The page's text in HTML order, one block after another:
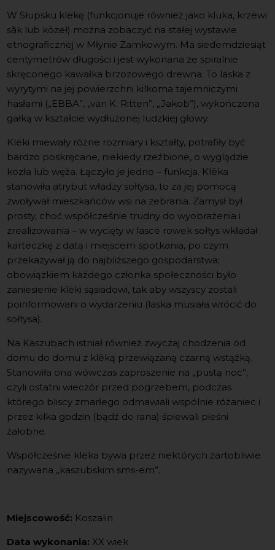
W Słupsku klëkę (funkcjonuje również jako kluka, krzëwi
sãk lub kòzeł) można zobaczyć na stałej wystawie
etnograficznej w Młynie Zamkowym. Ma siedemdziesiąt
centymetrów długości i jest wykonana ze spiralnie
skręconego kawałka brzozowego drewna. To laska z
wyrytymi na jej powierzchni kilkoma tajemniczymi
hasłami („EBBA”, „van K. Ritten”, „Jakob”), wykończona
gałką w kształcie wydłużonej ludzkiej głowy.
Klëki miewały różne rozmiary i kształty, potrafiły być
bardzo poskręcane, niekiedy rzeźbione, o wyglądzie
kozła lub węża. Łączyło je jedno – funkcja. Klëka
stanowiła atrybut władzy sołtysa, to za jej pomocą
zwoływał mieszkańców wsi na zebrania. Zamysł był
prosty, choć współcześnie trudny do wyobrażenia i
zrealizowania – w wycięty w lasce rowek sołtys wkładał
karteczkę z datą i miejscem spotkania, po czym
przekazywał ją do najbliższego gospodarstwa;
obowiązkiem każdego członka społeczności było
zaniesienie klëki sąsiadowi, tak aby wszyscy zostali
poinformowani o wydarzeniu (laska musiała wrócić do
sołtysa).
Na Kaszubach istniał również zwyczaj chodzenia od
domu do domu z klëką przewiązaną czarną wstążką.
Stanowiła ona wówczas zaproszenie na „pustą noc”,
czyli ostatni wieczór przed pogrzebem, podczas
którego bliscy zmarłego odmawiali wspólnie różaniec i
przez kilka godzin (bądź do rana) śpiewali pieśni
żałobne.
Współcześnie klëka bywa przez niektórych żartobliwie
nazywana „kaszubskim sms-em”.
Miejscowość: Koszalin
Data wykonania: XX wiek